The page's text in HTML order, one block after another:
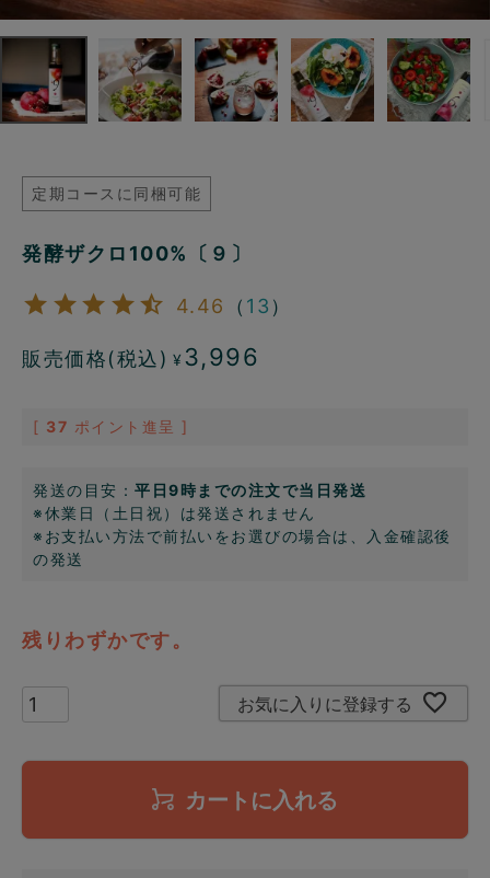
定期コースに同梱可能
発酵ザクロ100%〔９〕
4.46 （ 13 ）
販売価格(税込) ¥ 3,996
[ 37 ポイント進呈 ]
発送の目安： 平日9時までの注文で当日発送
※休業日（土日祝）は発送されません
※お支払い方法で前払いをお選びの場合は、入金確認後
の発送
残りわずかです。
お気に入りに登録する
カートに入れる